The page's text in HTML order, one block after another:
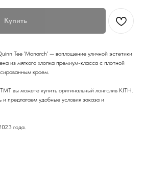
Купить
Tee 'Monarch' — воплощение уличной эстетики
из мягкого хлопка премиум-класса с плотной
кроем.
вы можете купить оригинальный лонгслив KITH.
предлагаем удобные условия заказа и
года.